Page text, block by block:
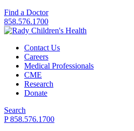
Find a Doctor
858.576.1700
Contact Us
Careers
Medical Professionals
CME
Research
Donate
Search
P 858.576.1700